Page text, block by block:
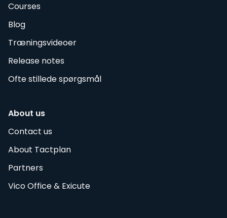
Courses
Blog
Træningsvideoer
Release notes
Ofte stillede spørgsmål
About us
Contact us
About Tactplan
Partners
Vico Office & Exicute